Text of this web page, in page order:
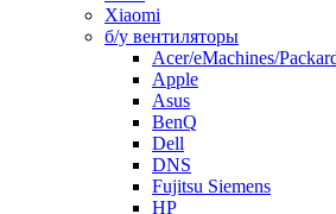
Xiaomi
б/у вентиляторы
Acer/eMachines/
Apple
Asus
BenQ
Dell
DNS
Fujitsu Siemens
HP